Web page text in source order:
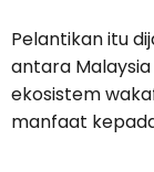
Pelantikan itu
antara
ekosistem
manfaat